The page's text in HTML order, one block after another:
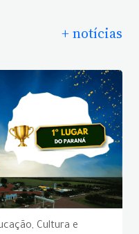
+ notícias
Cultura e